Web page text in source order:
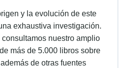
y la evolución de este
exhaustiva investigación.
nuestro amplio
más de 5.000 libros sobre
de otras fuentes